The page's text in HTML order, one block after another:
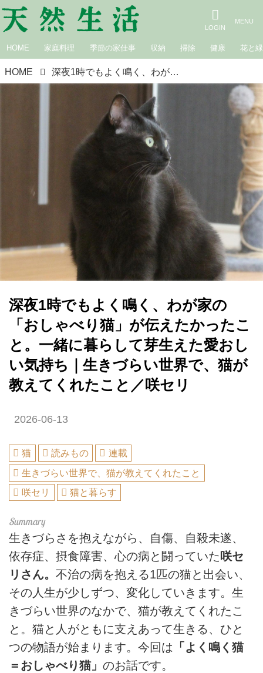
HOME 家庭料理 季節の家仕事 収納 掃除 健康 花と緑
HOME 深夜1時でもよく鳴く、わが家の「おしゃべり猫」が伝えたかったこと。一緒に暮らして芽生えた愛おしい気持ち｜生きづらい世界で、猫が教えてくれたこと／咲セリ
深夜1時でもよく鳴く、わが家の
「おしゃべり猫」が伝えたかったこ
と。一緒に暮らして芽生えた愛おし
い気持ち｜生きづらい世界で、猫が
教えてくれたこと／咲セリ
2026-06-13
猫 読みもの
連載
生きづらい世界で、猫が教えてくれたこと
咲セリ
猫と暮らす
生きづらさを抱えながら、自傷、自殺未遂、
依存症、摂食障害、心の病と闘っていた 咲セ
リさん。 不治の病を抱える1匹の猫と出会い、
その人生が少しずつ、変化していきます。生
きづらい世界のなかで、猫が教えてくれたこ
と。猫と人がともに支えあって生きる、ひと
つの物語が始まります。今回は 「よく鳴く猫
＝おしゃべり猫」 のお話です。